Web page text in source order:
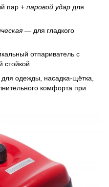
пар + паровой удар для
— для гладкого
отпариватель с
стойкой.
одежды, насадка-щётка,
комфорта при